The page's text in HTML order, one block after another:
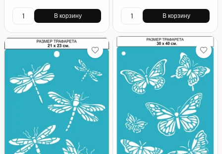
В корзину В корзину